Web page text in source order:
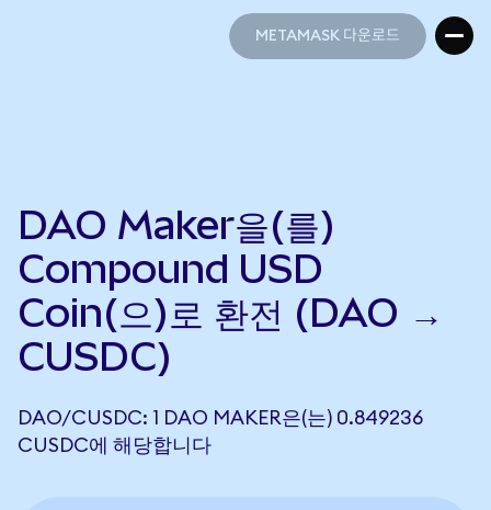
METAMASK 다운로드
DAO Maker을(를)
Compound USD
Coin(으)로 환전 (DAO →
CUSDC)
DAO/CUSDC: 1 DAO MAKER은(는) 0.849236
CUSDC에 해당합니다